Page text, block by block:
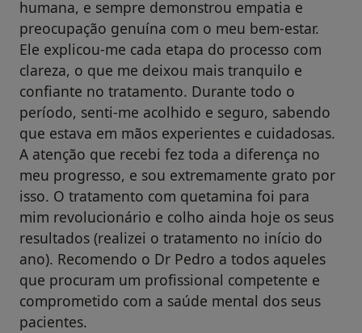
humana, e sempre demonstrou empatia e
preocupação genuína com o meu bem-estar.
Ele explicou-me cada etapa do processo com
clareza, o que me deixou mais tranquilo e
confiante no tratamento. Durante todo o
período, senti-me acolhido e seguro, sabendo
que estava em mãos experientes e cuidadosas.
A atenção que recebi fez toda a diferença no
meu progresso, e sou extremamente grato por
isso. O tratamento com quetamina foi para
mim revolucionário e colho ainda hoje os seus
resultados (realizei o tratamento no início do
ano). Recomendo o Dr Pedro a todos aqueles
que procuram um profissional competente e
comprometido com a saúde mental dos seus
pacientes.